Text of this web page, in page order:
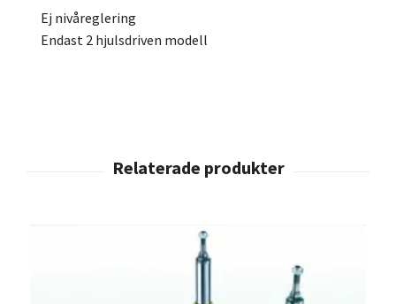
Ej nivåreglering
Endast 2 hjulsdriven modell